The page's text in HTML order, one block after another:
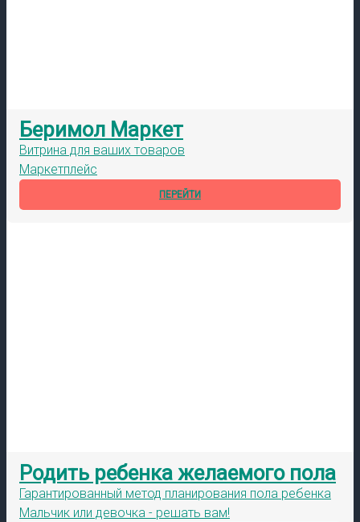
Беримол Маркет
Витрина для ваших товаров
Маркетплейс
ПЕРЕЙТИ
Родить ребенка желаемого пола
Гарантированный метод планирования пола ребенка
Мальчик или девочка - решать вам!